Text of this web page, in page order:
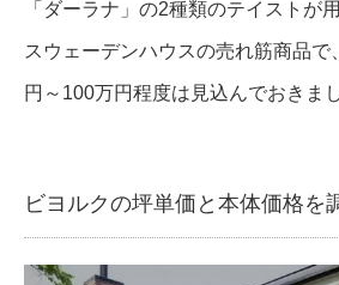
「ダーラナ」の2種類のテイストが
スウェーデンハウスの売れ筋商品で
円～100万円程度は見込んでおきま
ビヨルクの坪単価と本体価格を